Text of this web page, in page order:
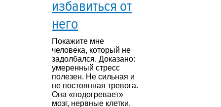
избавиться от
него
Покажите мне
человека, который не
задолбался. Доказано:
умеренный стресс
полезен. Не сильная и
не постоянная тревога.
Она «подогревает»
мозг, нервные клетки,